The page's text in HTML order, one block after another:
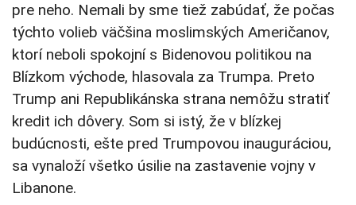
pre neho. Nemali by sme tiež zabúdať, že počas
týchto volieb väčšina moslimských Američanov,
ktorí neboli spokojní s Bidenovou politikou na
Blízkom východe, hlasovala za Trumpa. Preto
Trump ani Republikánska strana nemôžu stratiť
kredit ich dôvery. Som si istý, že v blízkej
budúcnosti, ešte pred Trumpovou inauguráciou,
sa vynaloží všetko úsilie na zastavenie vojny v
Libanone.